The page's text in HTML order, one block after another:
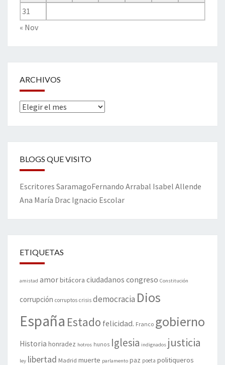
31
« Nov
ARCHIVOS
Archivos
BLOGS QUE VISITO
Escritores SaramagoFernando Arrabal Isabel Allende
Ana María Drac Ignacio Escolar
ETIQUETAS
amistad amorbitácora ciudadanos congreso Constitución
corrupción corruptos crisis democracia Dios
España Estado felicidad. Franco gobierno
Historia honradez hotros hunos Iglesia indignados justicia
ley libertad Madrid muerte parlamento paz poeta politiqueros